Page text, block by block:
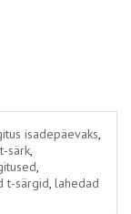
isadepäevaks,
särk,
,
t-särgid, lahedad